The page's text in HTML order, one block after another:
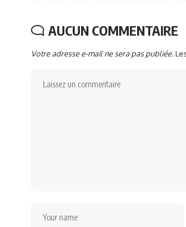
AUCUN COMMENTAIRE
Votre adresse e-mail ne sera pas publiée.